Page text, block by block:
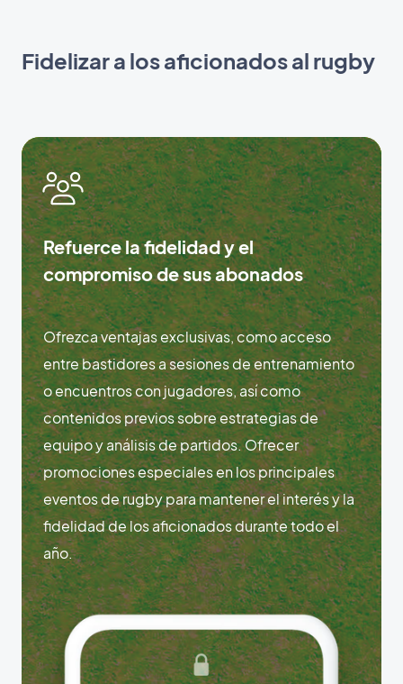
Fidelizar a los aficionados al rugby
Refuerce la fidelidad y el
compromiso de sus abonados
Ofrezca ventajas exclusivas, como acceso
entre bastidores a sesiones de entrenamiento
o encuentros con jugadores, así como
contenidos previos sobre estrategias de
equipo y análisis de partidos. Ofrecer
promociones especiales en los principales
eventos de rugby para mantener el interés y la
fidelidad de los aficionados durante todo el
año.